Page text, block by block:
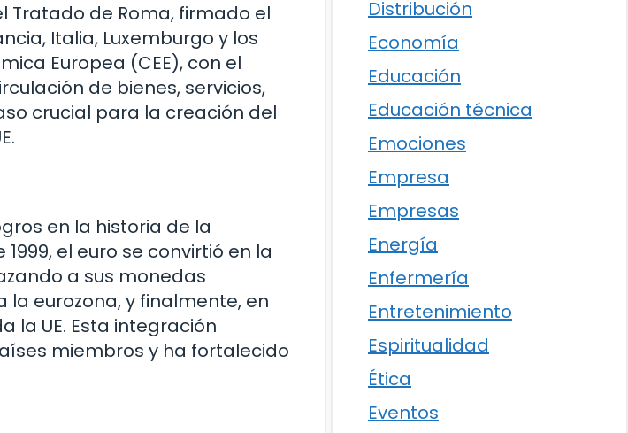
Tratado de Roma, firmado el
Italia, Luxemburgo y los
Europea (CEE), con el
de bienes, servicios,
crucial para la creación del
en la historia de la
el euro se convirtió en la
a sus monedas
la eurozona, y finalmente, en
la UE. Esta integración
miembros y ha fortalecido
Distribución
Economía
Educación
Educación técnica
Emociones
Empresa
Empresas
Energía
Enfermería
Entretenimiento
Espiritualidad
Ética
Eventos